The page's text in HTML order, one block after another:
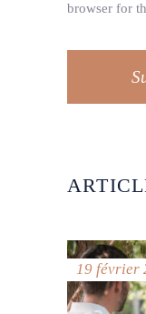
browser for
19 février